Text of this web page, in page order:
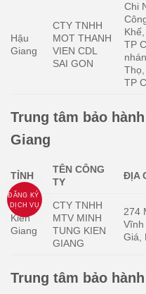
Hậu
Giang
CTY TNHH
MOT THANH
VIEN CDL
SAI GON
Chi
TP
TP
Trung tâm bảo
Giang
TỈNH
TÊN CÔNG
TY
ĐỊA
Kiên
Giang
CTY TNHH
MTV MINH
TUNG KIEN
GIANG
274
Vĩnh
Giá,
Trung tâm bảo
ĐĂNG KÝ
DỊCH VỤ